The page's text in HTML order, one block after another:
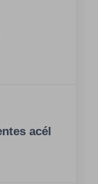
acél